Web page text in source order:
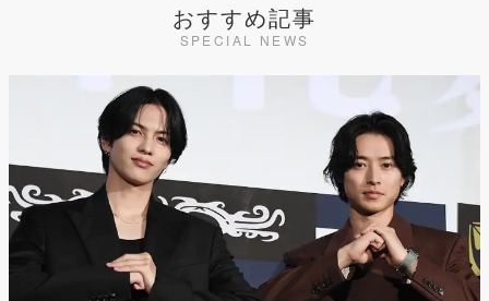
おすすめ記事
SPECIAL NEWS